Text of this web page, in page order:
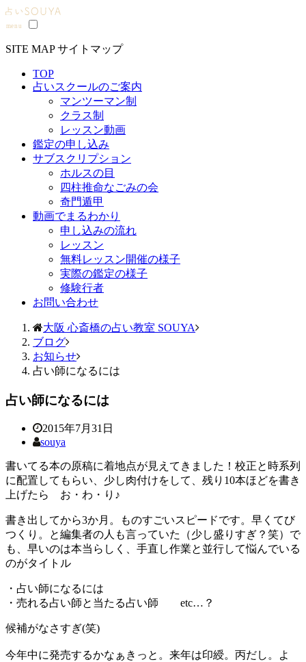
SITE MAPサイトマップ
TOP
占いスクールのご案内
マンツーマン制
クラス制
レッスン動画
鑑定の申し込み
サブスクリプション
ホルスの目
四柱推命なごみの会
奇門遁甲
動画でまるわかり
申し込みの流れ
レッスン
無料レッスン開催の様子
実際の鑑定の様子
修験行者
お問い合わせ
大阪 心斎橋の占い教室 SOUYA
ブログ
お知らせ
占い師になるには
占い師になるには
2015年7月31日
souya
書いてる本の原稿に着地点が見えてきました！校正と時系列
に配置してもらい、少し肉付けをして、残り10本ほどを書き
上げたら お・わ・り♪
書き出してから3か月。ものすごいスピードです。早くてび
つくり。と編集者の人も言っていた（少し盛りすぎ？笑）で
も、早いのは本当らしく、手直し作業と並行して悩んでいる
のがタイトル
・占い師になるには
・売れる占い師と当たる占い師 etc…？
候補がなさすぎ(笑)
今年中に発売するかなぁきっと。来年は印綬。丙だし。よ